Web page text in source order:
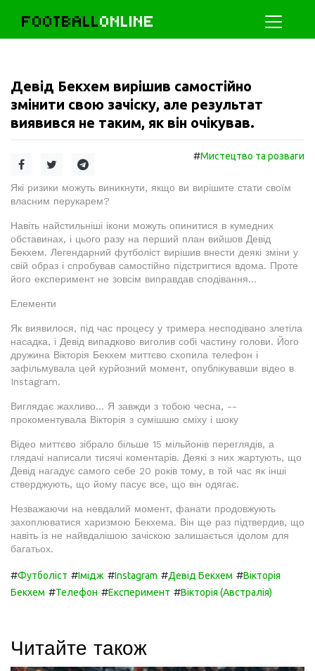
FOOTBALLONLINE
Девід Бекхем вирішив самостійно
змінити свою зачіску, але результат
виявився не таким, як він очікував.
#Мистецтво та розваги
Які ризики можуть виникнути, якщо ви вирішите стати своїм
власним перукарем?
Навіть найстильніші ікони можуть опинитися в кумедних
обставинах, і цього разу на перший план вийшов Девід
Бекхем. Легендарний футболіст вирішив внести деякі зміни у
свій образ і спробував самостійно підстригтися вдома. Проте
його експеримент не зовсім виправдав сподівання…
Елементи
Як виявилося, під час процесу у тримера несподівано злетіла
насадка, і Девід випадково виголив собі частину голови. Його
дружина Вікторія Бекхем миттєво схопила телефон і
зафільмувала цей курйозний момент, опублікувавши відео в
Instagram.
Виглядає жахливо... Я завжди з тобою чесна, --
прокоментувала Вікторія з сумішшю сміху і шоку
Відео миттєво зібрало більше 15 мільйонів переглядів, а
глядачі написали тисячі коментарів. Деякі з них жартують, що
Девід нагадує самого себе 20 років тому, в той час як інші
стверджують, що йому пасує все, що він одягає.
Незважаючи на невдалий момент, фанати продовжують
захоплюватися харизмою Бекхема. Він ще раз підтвердив, що
навіть із не найвдалішою зачіскою залишається ідолом для
багатьох.
#Футболіст #Імідж #Instagram #Девід Бекхем #Вікторія
Бекхем #Телефон #Експеримент #Вікторія (Австралія)
Читайте також